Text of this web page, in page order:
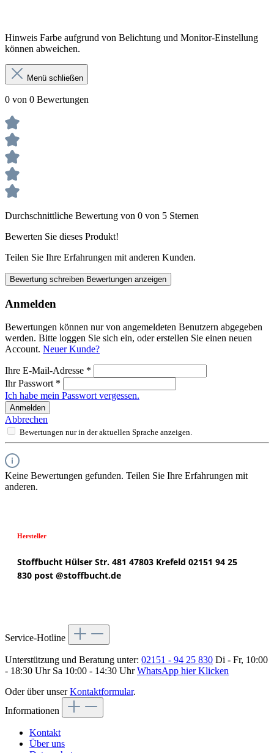
Hinweis Farbe aufgrund von Belichtung und Monitor-Einstellung
können abweichen.
Menü schließen
0 von 0 Bewertungen
Durchschnittliche Bewertung von 0 von 5 Sternen
Bewerten Sie dieses Produkt!
Teilen Sie Ihre Erfahrungen mit anderen Kunden.
Bewertung schreiben Bewertungen anzeigen
Anmelden
Bewertungen können nur von angemeldeten Benutzern abgegeben
werden. Bitte loggen Sie sich ein, oder erstellen Sie einen neuen
Account. Neuer Kunde?
Ihre E-Mail-Adresse *
Ihr Passwort *
Ich habe mein Passwort vergessen.
Anmelden
Abbrechen
Bewertungen nur in der aktuellen Sprache anzeigen.
Keine Bewertungen gefunden. Teilen Sie Ihre Erfahrungen mit
anderen.
Hersteller
Stoffbucht Hülser Str. 481 47803 Krefeld 02151 94 25
830 post @stoffbucht.de
Service-Hotline
Unterstützung und Beratung unter: 02151 - 94 25 830 Di - Fr, 10:00
- 18:30 Uhr Sa 10:00 - 14:30 UhrWhatsApp hier Klicken
Oder über unserKontaktformular.
Informationen
Kontakt
Über uns